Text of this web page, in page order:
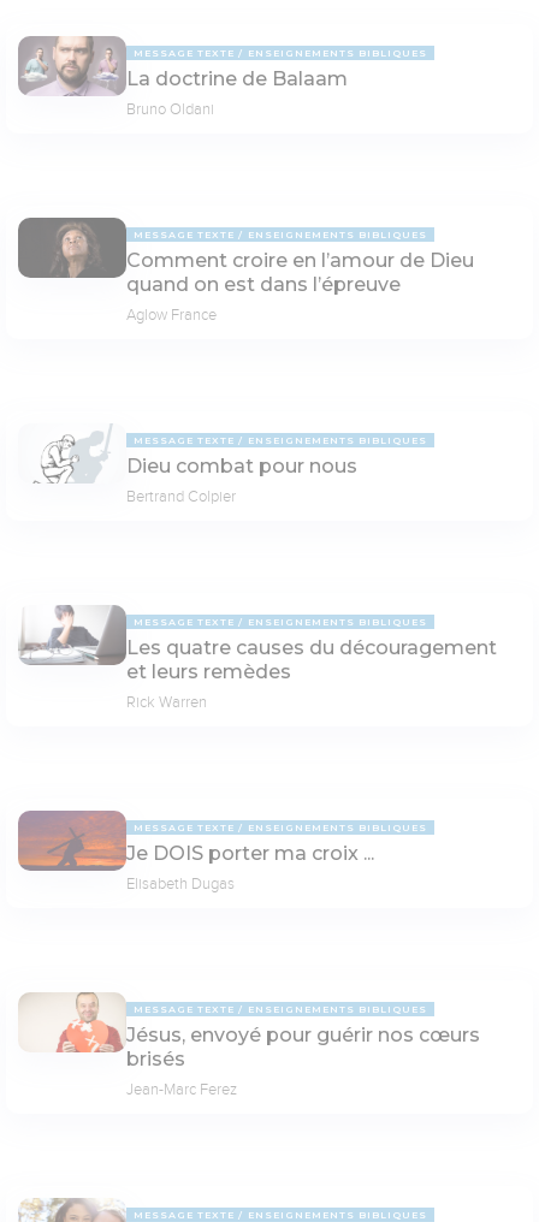
MESSAGE TEXTE ENSEIGNEMENTS BIBLIQUES
La doctrine de Balaam
Bruno Oldani
MESSAGE TEXTE ENSEIGNEMENTS BIBLIQUES
Comment croire en l’amour de Dieu
quand on est dans l’épreuve
Aglow France
MESSAGE TEXTE ENSEIGNEMENTS BIBLIQUES
Dieu combat pour nous
Bertrand Colpier
MESSAGE TEXTE ENSEIGNEMENTS BIBLIQUES
Les quatre causes du découragement
et leurs remèdes
Rick Warren
MESSAGE TEXTE ENSEIGNEMENTS BIBLIQUES
Je DOIS porter ma croix ...
Elisabeth Dugas
MESSAGE TEXTE ENSEIGNEMENTS BIBLIQUES
Jésus, envoyé pour guérir nos cœurs
brisés
Jean-Marc Ferez
MESSAGE TEXTE ENSEIGNEMENTS BIBLIQUES